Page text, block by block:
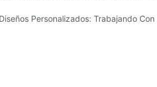
Diseños Personalizados: Trabajando